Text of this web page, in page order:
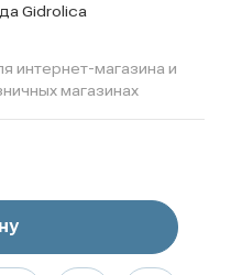
Gidrolica
интернет-магазина и
магазинах